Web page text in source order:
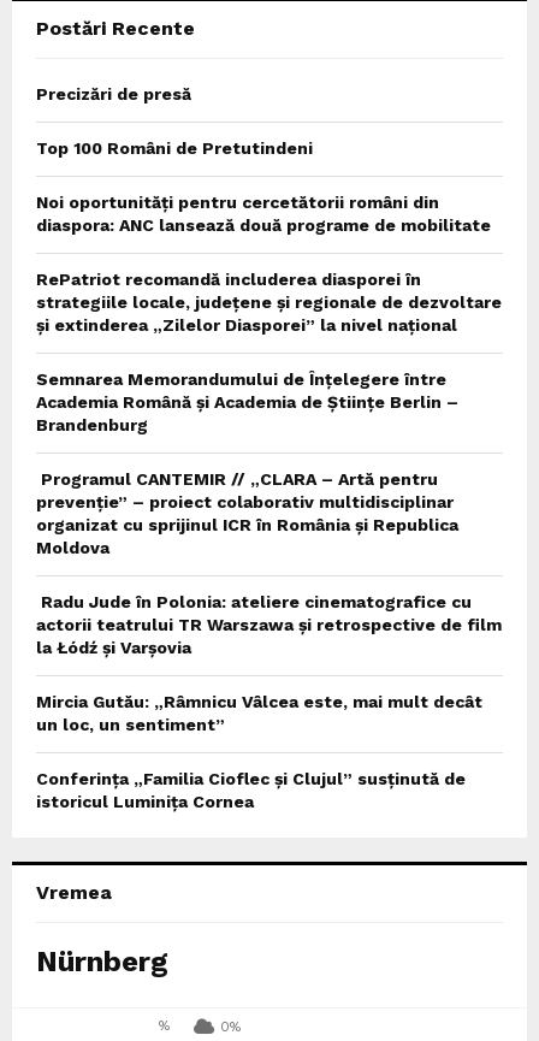
Postări Recente
Precizări de presă
Top 100 Români de Pretutindeni
Noi oportunități pentru cercetătorii români din
diaspora: ANC lansează două programe de mobilitate
RePatriot recomandă includerea diasporei în
strategiile locale, județene și regionale de dezvoltare
și extinderea „Zilelor Diasporei” la nivel național
Semnarea Memorandumului de Înțelegere între
Academia Română și Academia de Științe Berlin –
Brandenburg
Programul CANTEMIR // „CLARA – Artă pentru
prevenție” – proiect colaborativ multidisciplinar
organizat cu sprijinul ICR în România și Republica
Moldova
Radu Jude în Polonia: ateliere cinematografice cu
actorii teatrului TR Warszawa și retrospective de film
la Łódź și Varșovia
Mircia Gutău: „Râmnicu Vâlcea este, mai mult decât
un loc, un sentiment”
Conferința „Familia Cioflec și Clujul” susținută de
istoricul Luminița Cornea
Vremea
Nürnberg
% 0%